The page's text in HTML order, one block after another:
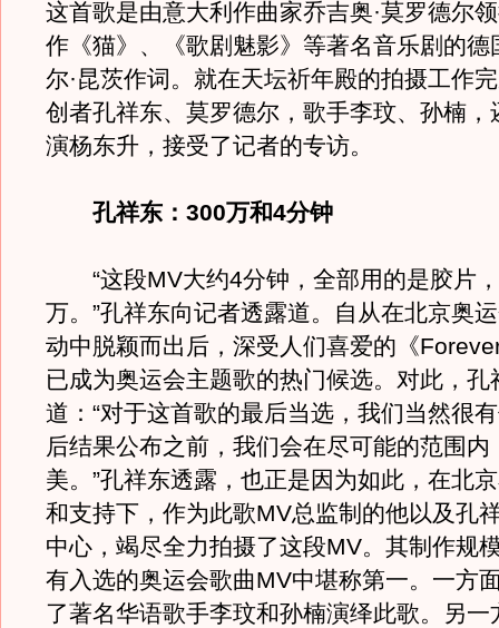
这首歌是由意大利作曲家乔吉奥·莫罗德尔
作《猫》、《歌剧魅影》等著名音乐剧的德
尔·昆茨作词。就在天坛祈年殿的拍摄工作
创者孔祥东、莫罗德尔，歌手李玟、孙楠，
演杨东升，接受了记者的专访。
孔祥东：300万和4分钟
“这段MV大约4分钟，全部用的是胶片
万。”孔祥东向记者透露道。自从在北京奥
动中脱颖而出后，深受人们喜爱的《
已成为奥运会主题歌的热门候选。对此，孔
道：“对于这首歌的最后当选，我们当然很
后结果公布之前，我们会在尽可能的范围内
美。”孔祥东透露，也正是因为如此，在北
和支持下，作为此歌MV总监制的他以及孔
中心，竭尽全力拍摄了这段MV。其制作规
有入选的奥运会歌曲MV中堪称第一。一方
了著名华语歌手李玟和孙楠演绎此歌。另一